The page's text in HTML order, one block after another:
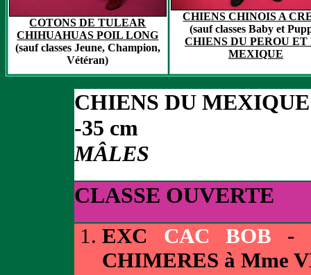
COTONS DE TULEAR
CHIHUAHUAS POIL LONG
(sauf classes Jeune, Champion,
Vétéran)
CHIENS CHINOIS A
(sauf classes Baby et
CHIENS DU PEROU ET
MEXIQUE
CHIENS DU MEXIQUE
-35 cm
MÂLES
CLASSE OUVERTE
EXC CAC BOB -
CHIMERES à Mme